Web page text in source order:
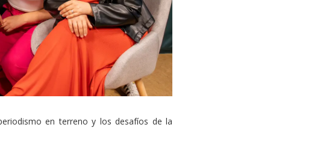
en terreno y los desafíos de la